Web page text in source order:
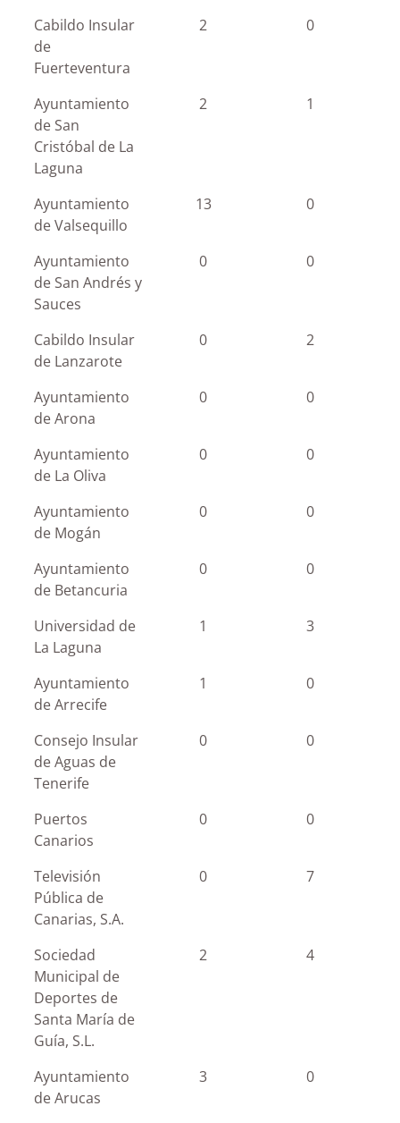
Cabildo Insular
de
Fuerteventura
2 0
Ayuntamiento
de San
Cristóbal de La
Laguna
2 1
Ayuntamiento
de Valsequillo
13 0
Ayuntamiento
de San Andrés y
Sauces
0 0
Cabildo Insular
de Lanzarote
0 2
Ayuntamiento
de Arona
0 0
Ayuntamiento
de La Oliva
0 0
Ayuntamiento
de Mogán
0 0
Ayuntamiento
de Betancuria
0 0
Universidad de
La Laguna
1 3
Ayuntamiento
de Arrecife
1 0
Consejo Insular
de Aguas de
Tenerife
0 0
Puertos
Canarios
0 0
Televisión
Pública de
Canarias, S.A.
0 7
Sociedad
Municipal de
Deportes de
Santa María de
Guía, S.L.
2 4
Ayuntamiento
de Arucas
3 0